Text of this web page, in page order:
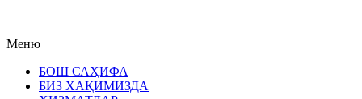
Меню
БОШ САҲИФА
БИЗ ХАҚИМИЗДА